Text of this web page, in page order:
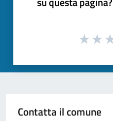
Contatta il comune